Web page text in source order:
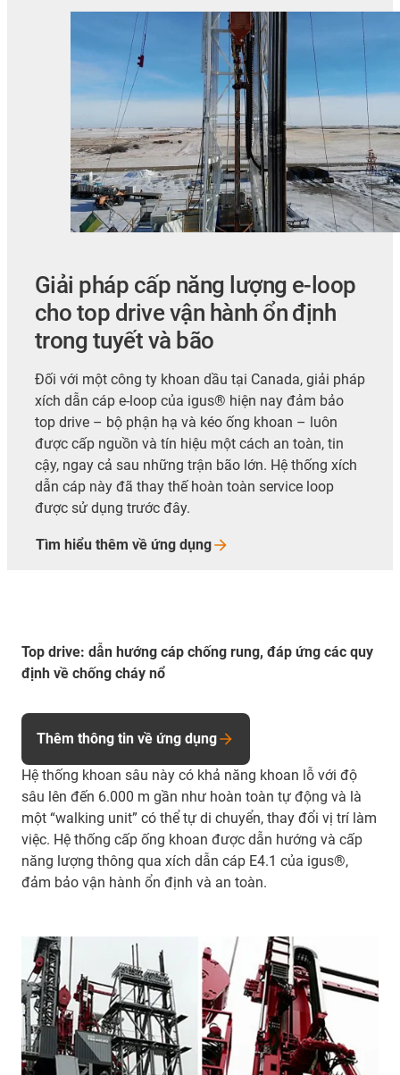
Giải pháp cấp năng lượng e-loop
cho top drive vận hành ổn định
trong tuyết và bão
Đối với một công ty khoan dầu tại Canada, giải pháp
xích dẫn cáp e-loop của igus® hiện nay đảm bảo
top drive – bộ phận hạ và kéo ống khoan – luôn
được cấp nguồn và tín hiệu một cách an toàn, tin
cậy, ngay cả sau những trận bão lớn. Hệ thống xích
dẫn cáp này đã thay thế hoàn toàn service loop
được sử dụng trước đây.
Tìm hiểu thêm về ứng dụng
Top drive: dẫn hướng cáp chống rung, đáp ứng các quy
định về chống cháy nổ
Hệ thống khoan sâu này có khả năng khoan lỗ với độ
sâu lên đến 6.000 m gần như hoàn toàn tự động và là
một “walking unit” có thể tự di chuyển, thay đổi vị trí làm
việc. Hệ thống cấp ống khoan được dẫn hướng và cấp
năng lượng thông qua xích dẫn cáp E4.1 của igus®,
đảm bảo vận hành ổn định và an toàn.
Thêm thông tin về ứng dụng